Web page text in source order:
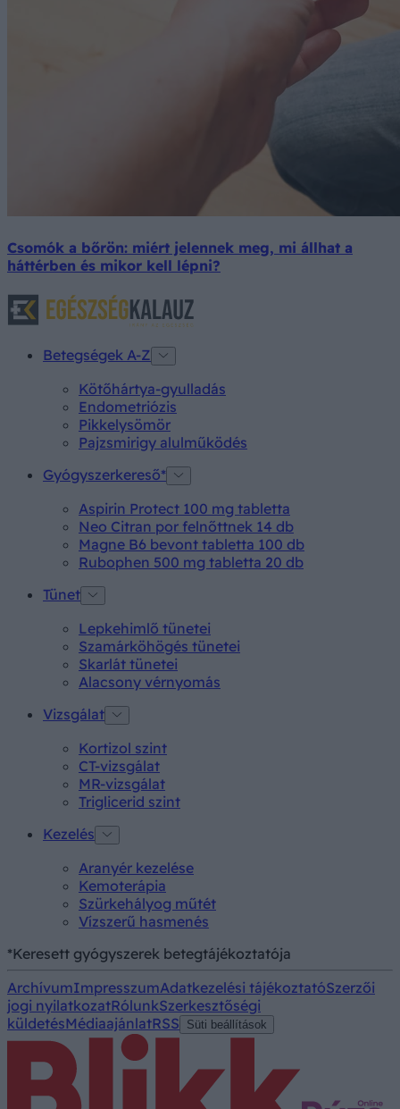
Csomók a bőrön: miért jelennek meg, mi állhat a
háttérben és mikor kell lépni?
Betegségek A-Z
Kötőhártya-gyulladás
Endometriózis
Pikkelysömör
Pajzsmirigy alulműködés
Gyógyszerkereső*
Aspirin Protect 100 mg tabletta
Neo Citran por felnőttnek 14 db
Magne B6 bevont tabletta 100 db
Rubophen 500 mg tabletta 20 db
Tünet
Lepkehimlő tünetei
Szamárköhögés tünetei
Skarlát tünetei
Alacsony vérnyomás
Vizsgálat
Kortizol szint
CT-vizsgálat
MR-vizsgálat
Triglicerid szint
Kezelés
Aranyér kezelése
Kemoterápia
Szürkehályog műtét
Vízszerű hasmenés
*Keresett gyógyszerek betegtájékoztatója
ArchívumImpresszumAdatkezelési tájékoztatóSzerzői
jogi nyilatkozatRólunkSzerkesztőségi
küldetésMédiaajánlatRSS Süti beállítások